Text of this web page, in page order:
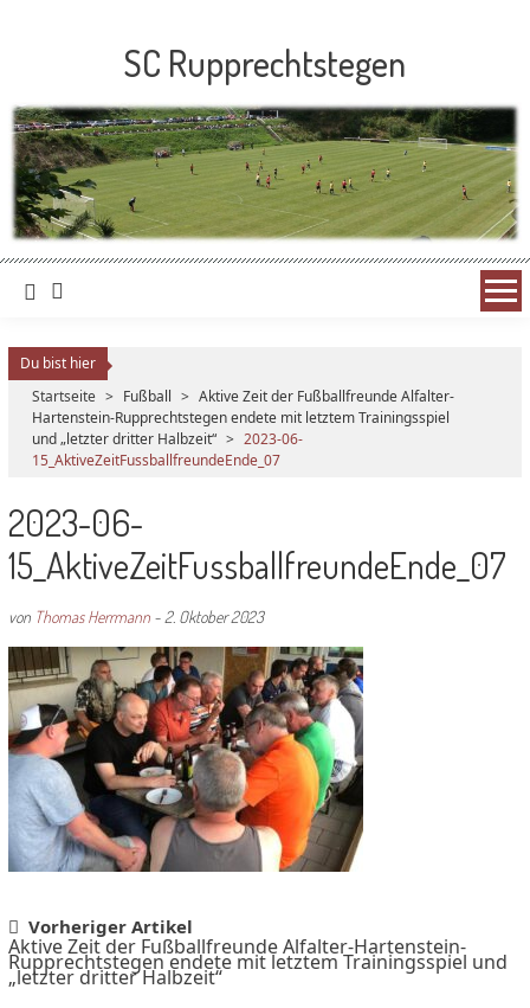
SC Rupprechtstegen
Du bist hier
Startseite > Fußball > Aktive Zeit der Fußballfreunde Alfalter-
Hartenstein-Rupprechtstegen endete mit letztem Trainingsspiel
und „letzter dritter Halbzeit“ > 2023-06-
15_AktiveZeitFussballfreundeEnde_07
2023-06-
15_AktiveZeitFussballfreundeEnde_07
von Thomas Herrmann- 2. Oktober 2023
Post
navigation
Vorheriger Artikel
Aktive Zeit der Fußballfreunde Alfalter-Hartenstein-
Rupprechtstegen endete mit letztem Trainingsspiel und
„letzter dritter Halbzeit“